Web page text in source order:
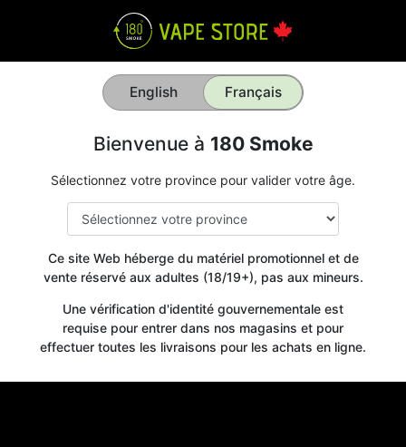
English Français
Bienvenue à 180 Smoke
Sélectionnez votre province pour valider votre âge.
Ce site Web héberge du matériel promotionnel et de
vente réservé aux adultes (18/19+), pas aux mineurs.
Une vérification d'identité gouvernementale est
requise pour entrer dans nos magasins et pour
effectuer toutes les livraisons pour les achats en ligne.